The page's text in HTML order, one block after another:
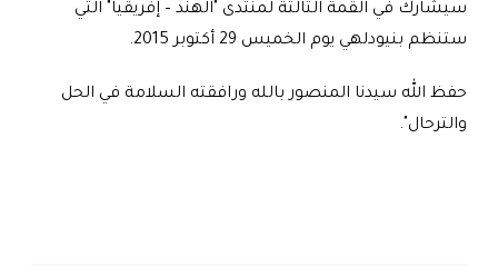
سيشارك في القمة الثالثة لمنتدى "الهند – إفريقيا" التي
ستنظم بنيودلهي يوم الخميس 29 أكتوبر 2015.
حفظ الله سيدنا المنصور بالله ورافقته السلامة في الحل
والترحال".